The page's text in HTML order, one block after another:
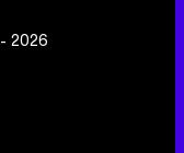
2026